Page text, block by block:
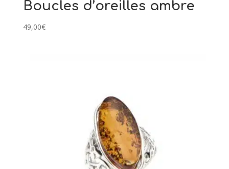
Boucles d’oreilles ambre
49,00€